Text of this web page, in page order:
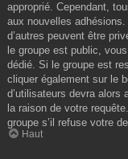
approprié. Cependant,
aux nouvelles
d’autres peuvent être
le groupe est public,
dédié. Si le groupe est
cliquer également sur le
d’utilisateurs devra alors
la raison de votre
groupe s’il refuse votre
Haut